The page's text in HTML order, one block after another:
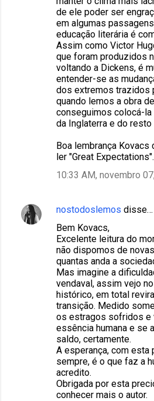
de ele poder ser
em algumas
educação literária é
Assim como Victor
que foram produzidos
voltando a Dickens, é
entender-se as
dos extremos trazidos
quando lemos a obra
conseguimos colocá-
da Inglaterra e do resto
Boa lembrança
ler "Great
10:33 AM, novembro
nostodoslemos disse…
Bem Kovacs,
Excelente leitura do
não dispomos de
quantas anda a
Mas imagine a
vendaval, assim vejo
histórico, em total
transição. Medido
os estragos sofridos e
essência humana e se
saldo, certamente.
A esperança, com esta
sempre, é o que faz a
acredito.
Obrigada por esta
conhecer mais o autor.